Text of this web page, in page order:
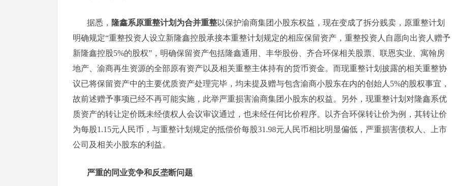
据悉， 隆鑫系原重整计划为合并重整以保护渝商集团小股东权益，现在变成了拆分贱卖，原重整计划
明确规定“重整投资人设立新隆鑫控股承接本重整计划规定的相应保留资产，重整投资人自愿向出资人赠予
新隆鑫控股5%的股权”，明确保留资产包括隆鑫通用、丰华股份、齐合环保相关股票、联恩实业、寓翰房
地产、渝商再生资源的全部原有资产以及相关重整主体持有的货币资金。而现重整计划披露的相关重整协
议已将保留资产中的主要优质资产处理完毕，均未提及赠与包含渝商小股东在内的创始人5%的股权事宜，
故前述赠予事项已经不再可能实施，此举严重损害渝商集团小股东的权益。另外，现重整计划对隆鑫系优
质资产的转让定价既未经债权人会议审议通过，也未经任何比价程序。以齐合环保转让价为例，其转让价
为每股1.15元人民币，与重整计划规定的抵偿价每股31.98元人民币相比明显偏低，严重损害债权人、上市
公司及相关小股东的利益。
严重的同业竞争和反垄断问题